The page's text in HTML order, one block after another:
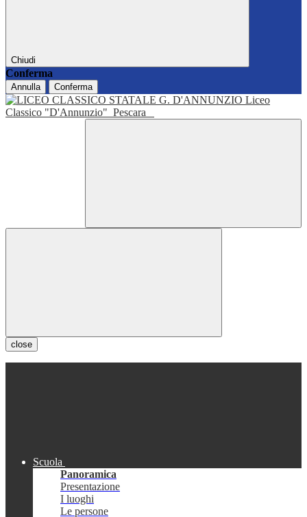
Chiudi
Conferma
Annulla Conferma
Liceo
Classico "D'Annunzio" Pescara
close
Scuola
Panoramica
Presentazione
I luoghi
Le persone